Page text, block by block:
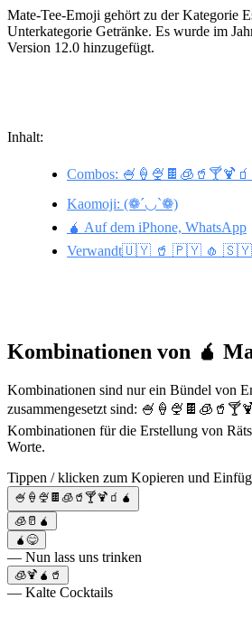
Mate-Tee-Emoji gehört zu der Kategorie
Unterkategorie Getränke. Es wurde im
Version 12.0 hinzugefügt.
Inhalt:
Combos:
Kaomoji: (❁´◡`❁)
🧉 Auf dem iPhone, WhatsApp
Verwandt🇺🇾 🥤 🇵🇾 🧄 🇸🇾
Kombinationen von 🧉
Kombinationen sind nur ein Bündel von
zusammengesetzt sind:
Kombinationen für die Erstellung von
Worte.
Tippen / klicken zum Kopieren und
🍧🍦🍨🍫🧊🥤🍸🍹🧃🧉
🧊🥛🧉
🧉😋
— Nun lass uns trinken
🧊🍹🧉🥤
— Kalte Cocktails